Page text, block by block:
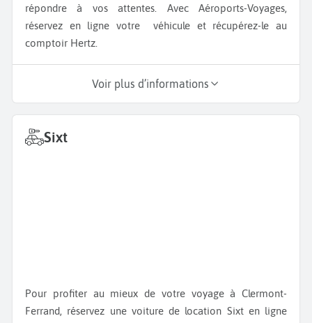
répondre à vos attentes. Avec Aéroports-Voyages,
réservez en ligne votre véhicule et récupérez-le au
comptoir Hertz.
Voir plus d’informations
Sixt
Pour profiter au mieux de votre voyage à Clermont-
Ferrand, réservez une voiture de location Sixt en ligne